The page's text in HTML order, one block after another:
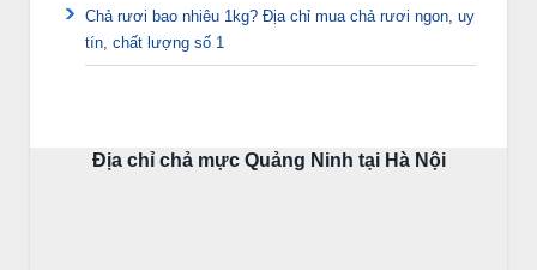
Chả rươi bao nhiêu 1kg? Địa chỉ mua chả rươi ngon, uy
tín, chất lượng số 1
Địa chỉ chả mực Quảng Ninh tại Hà Nội